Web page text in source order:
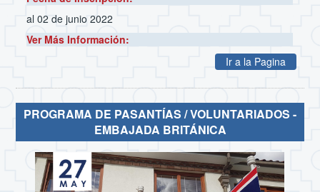
al 02 de junio 2022
Ver Más Información:
Ir a la Pagina
PROGRAMA DE PASANTÍAS / VOLUNTARIADOS -
EMBAJADA BRITÁNICA